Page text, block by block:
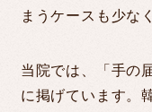
まうケースも少な
当院では、「手の
に掲げています。